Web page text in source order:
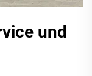
und